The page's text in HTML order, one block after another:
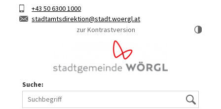
Hauptinhalt
KurztasteTelefon+43 50 6300 1000
E-
stadtamtsdirektion
stadt.woergl.at
zur Kontrastversion
Suche:
Suche